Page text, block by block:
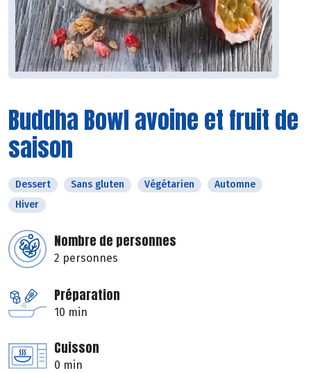
Buddha Bowl avoine et fruit de
saison
Dessert Sans gluten Végétarien
Automne
Hiver
Nombre de personnes
2 personnes
Préparation
10 min
Cuisson
0 min